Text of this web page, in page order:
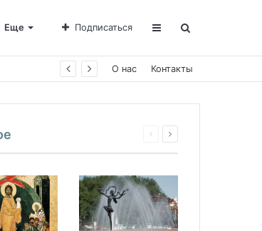
Еще Подписаться
О нас Контакты